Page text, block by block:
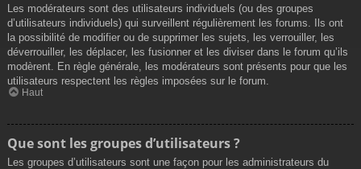
Les modérateurs sont des utilisateurs individuels (ou des groupes
d’utilisateurs individuels) qui surveillent régulièrement les forums. Ils ont
la possibilité de modifier ou de supprimer les sujets, les verrouiller, les
déverrouiller, les déplacer, les fusionner et les diviser dans le forum qu’ils
modèrent. En règle générale, les modérateurs sont présents pour que les
utilisateurs respectent les règles imposées sur le forum.
Haut
Que sont les groupes d’utilisateurs ?
Les groupes d’utilisateurs sont une façon pour les administrateurs du